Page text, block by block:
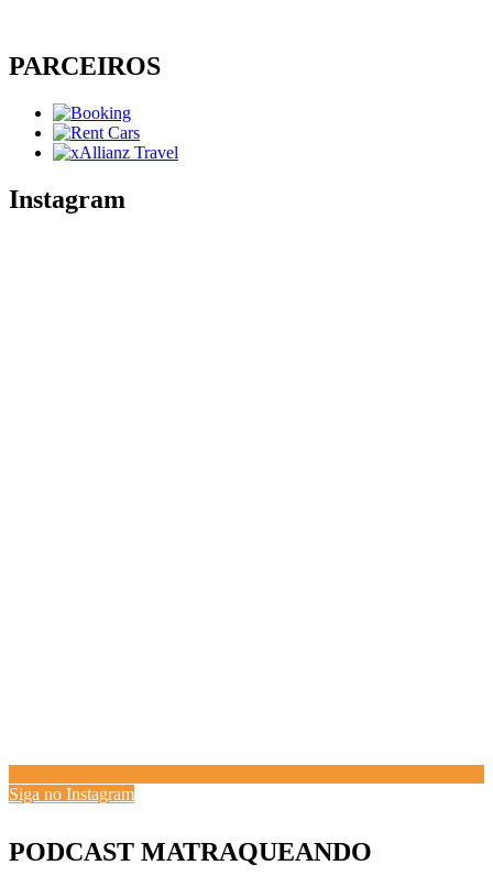
PARCEIROS
Instagram
Siga no Instagram
PODCAST MATRAQUEANDO